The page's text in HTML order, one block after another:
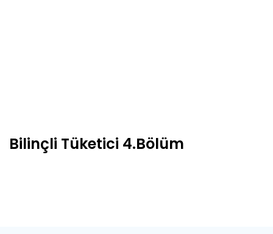
Bilinçli Tüketici 4.Bölüm